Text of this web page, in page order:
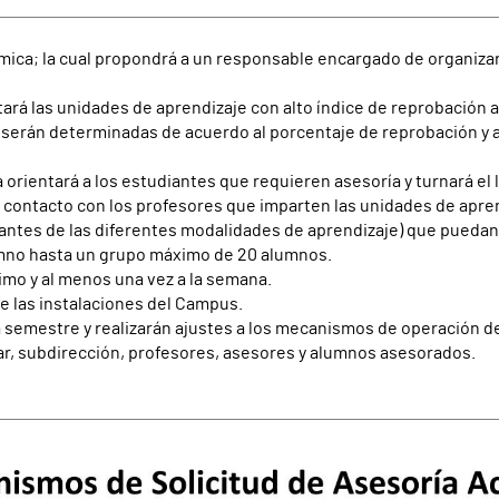
la cual propondrá a un responsable encargado de
las unidades de aprendizaje con alto índice de reprobación
determinadas de acuerdo al porcentaje de reprobación
a los estudiantes que requieren asesoría y turnará el
con los profesores que imparten las unidades de
de las diferentes modalidades de aprendizaje) que
hasta un grupo máximo de 20 alumnos.
y al menos una vez a la semana.
las instalaciones del Campus.
y realizarán ajustes a los mecanismos de operación
subdirección, profesores, asesores y alumnos asesorados.